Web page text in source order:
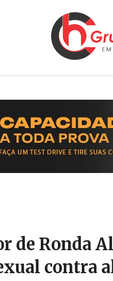
de Ronda
contra